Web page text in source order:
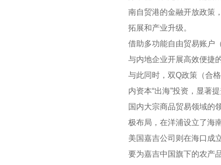
南自贸港的金融开放政策
拓展和产业升级。
借助多功能自由贸易账户
与内地企业开展高效便捷
与此同时，双Q政策（合
内资本“出海”投资，显著
国内大宗商品贸易领域的
极布局，在洋浦设立了海
美国嘉吉公司则在海口成
要为嘉吉中国旗下的农产